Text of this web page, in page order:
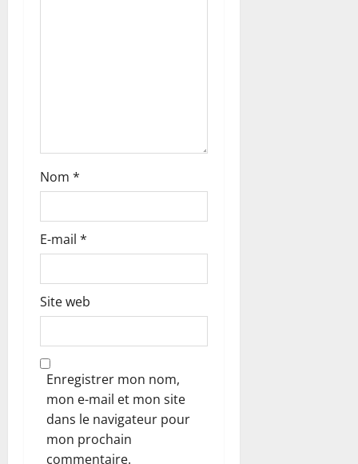
i
c
l
e
Nom *
E-mail *
Site web
Enregistrer mon nom,
mon e-mail et mon site
dans le navigateur pour
mon prochain
commentaire.